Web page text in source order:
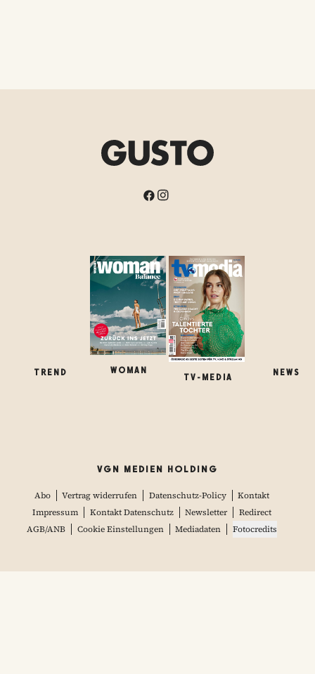
TREND WOMAN
TV-MEDIA
NEWS
VGN MEDIEN HOLDING
Abo Vertrag widerrufen Datenschutz-Policy
Kontakt
Impressum
Kontakt Datenschutz Newsletter
Redirect
AGB/ANB
Cookie Einstellungen Mediadaten Fotocredits